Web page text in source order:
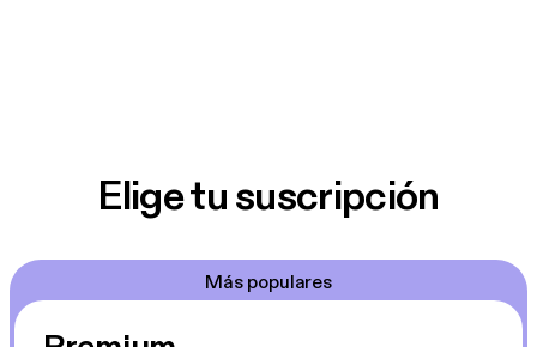
Elige tu suscripción
Más populares